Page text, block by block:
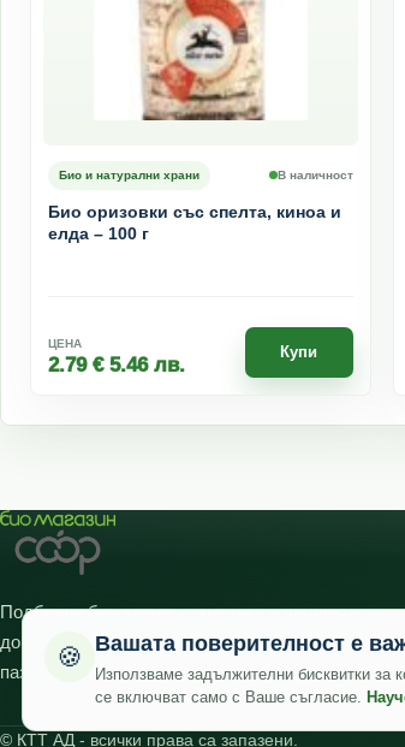
Био и натурални храни В наличност
Био оризовки със спелта, киноа и
елда – 100 г
ЦЕНА
2.79 € 5.46 лв.
Купи
Подбрани био храни, козметика и продукти за
дома с фокус върху качеството и удобното
пазаруване.
© КТТ АД - всички права са запазени.
🍪 Вашата поверителност е
Използваме задължителни бисквитки за
се включват само с Ваше съгласие.